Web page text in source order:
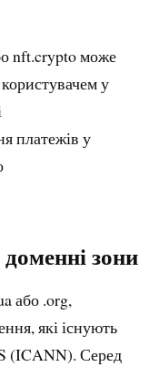
nft.crypto може
у
платежів у
зони
або .org,
які існують
(ICANN). Серед